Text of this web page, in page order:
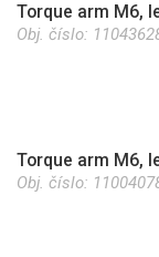
Torque arm M6,
Obj. číslo:
Torque arm M6,
Obj. číslo: